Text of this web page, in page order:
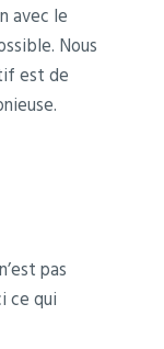
avec le
Nous
est de
pas
ce qui